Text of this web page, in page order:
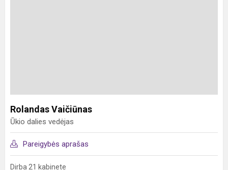
Rolandas Vaičiūnas
Ūkio dalies vedėjas
Pareigybės aprašas
Dirba 21 kabinete